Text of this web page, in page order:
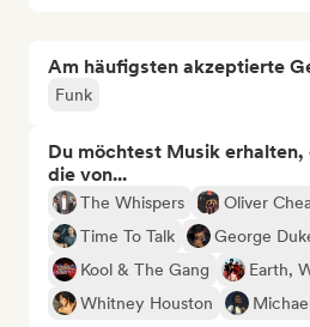
Am häufigsten akzeptierte
Funk
Du möchtest Musik
die von...
The Whispers
Oliver
Time To Talk
George
Kool & The Gang
Earth,
Whitney Houston